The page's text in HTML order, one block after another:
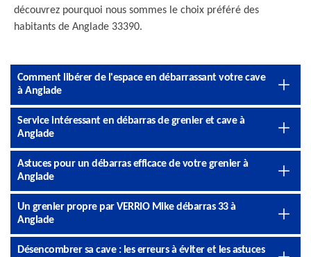
découvrez pourquoi nous sommes le choix préféré des
habitants de Anglade 33390.
Comment libérer de l'espace en débarrassant votre cave
à Anglade
Service intéressant en débarras de grenier et cave à
Anglade
Astuces pour un débarras efficace de votre grenier à
Anglade
Un grenier propre par VERRIO Mike débarras 33 à
Anglade
Désencombrer sa cave : les erreurs à éviter et les astuces